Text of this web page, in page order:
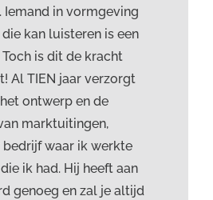
Iemand in vormgeving
kan luisteren is een
is dit de kracht
Al TIEN jaar verzorgt
ontwerp en de
marktuitingen,
waar ik werkte
ik had. Hij heeft aan
genoeg en zal je altijd